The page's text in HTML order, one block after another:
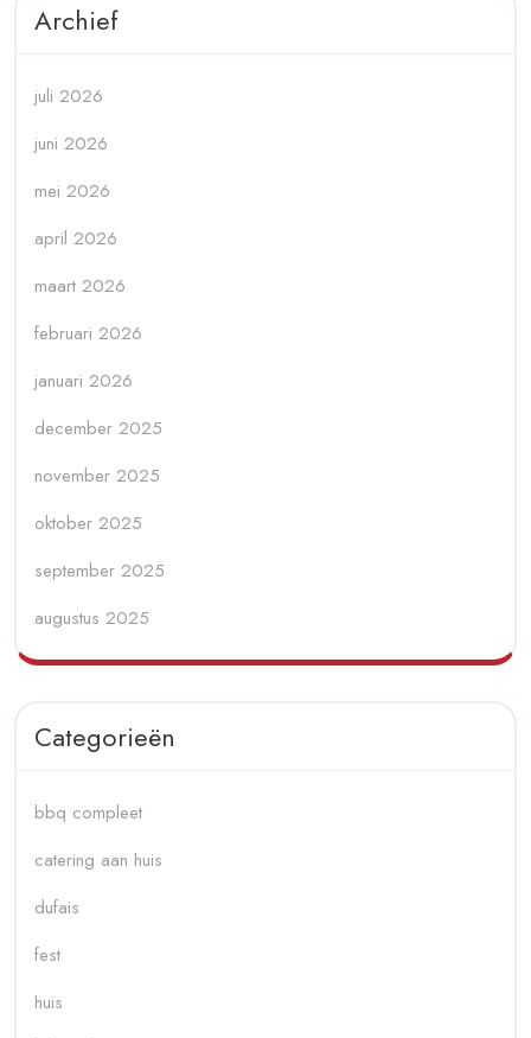
Archief
juli 2026
juni 2026
mei 2026
april 2026
maart 2026
februari 2026
januari 2026
december 2025
november 2025
oktober 2025
september 2025
augustus 2025
Categorieën
bbq compleet
catering aan huis
dufais
fest
huis